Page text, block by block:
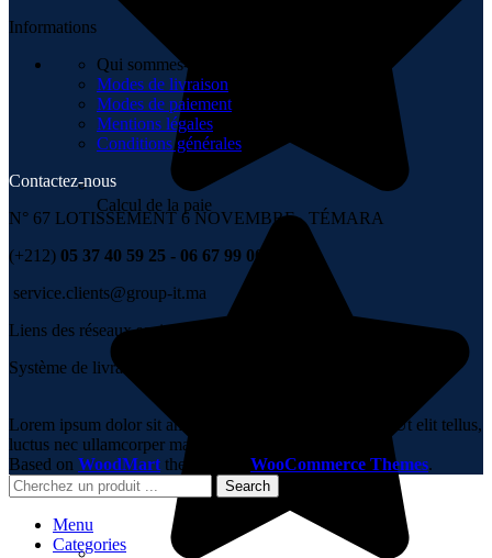
Calcul de la paie
Informations
Qui sommes-nous
Modes de livraison
Modes de paiement
Mentions légales
Conditions générales
Contactez-nous
N° 67 LOTISSEMENT 6 NOVEMBRE , TÉMARA
(+212) 05 37 40 59 25 - 06 67 99 00 36
service.clients@group-it.ma
Liens des réseaux sociaux :
Système de livraison :
Lorem ipsum dolor sit amet, consectetur adipiscing elit. Ut elit tellus,
luctus nec ullamcorper mattis, pulvinar dapibus leo.
Based on WoodMart theme WooCommerce Themes.
Search
Menu
Categories